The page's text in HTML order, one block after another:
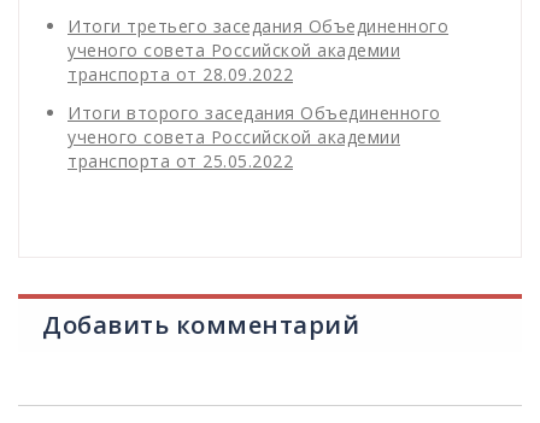
Итоги третьего заседания Объединенного
ученого совета Российской академии
транспорта от 28.09.2022
Итоги второго заседания Объединенного
ученого совета Российской академии
транспорта от 25.05.2022
Добавить комментарий